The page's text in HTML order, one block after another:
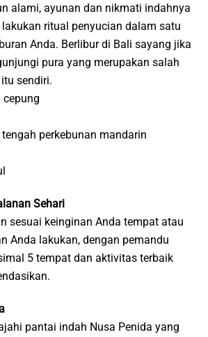
alami, ayunan dan nikmati indahnya
ritual penyucian dalam satu
Anda. Berlibur di Bali sayang jika
pura yang merupakan salah
sendiri.
cepung
perkebunan mandarin
Sehari
sesuai keinginan Anda tempat atau
Anda lakukan, dengan pemandu
5 tempat dan aktivitas terbaik
pantai indah Nusa Penida yang